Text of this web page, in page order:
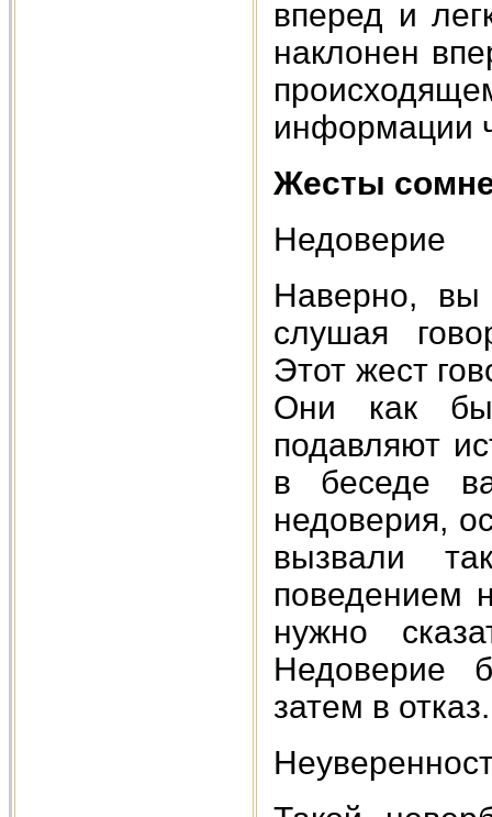
вперед и
наклонен
информации
Жесты
Недоверие
Наверно, вы
слушая
Этот жест
Они как бы
подавляют
в беседе
недоверия,
вызвали
поведением
нужно
Недоверие
затем в отказ.